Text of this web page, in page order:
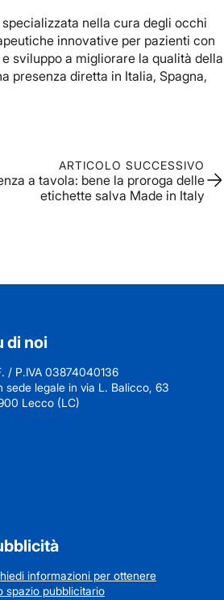
nella cura degli occhi
innovative per pazienti con
sviluppo a migliorare la qualità della
presenza diretta in Italia, Spagna,
ARTICOLO SUCCESSIVO
a tavola: bene la proroga delle
etichette salva Made in Italy
di noi
/ P.IVA 03874040136
sede legale in via L. Balicco, 63
Lecco (LC)
informazioni per ottenere
spazio pubblicitario